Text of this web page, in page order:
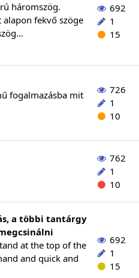
háromszög.
alapon fekvő szöge
692
1
15
fogalmazásba mit
726
1
10
762
1
10
a többi tantárgy
at the top of the
and quick and
692
1
15